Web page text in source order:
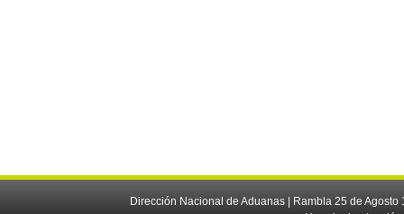
Dirección Nacional de Aduanas | Rambla 25 de